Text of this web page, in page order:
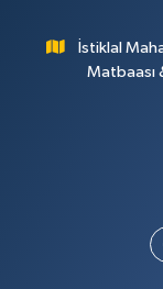
İstiklal
Matbaası